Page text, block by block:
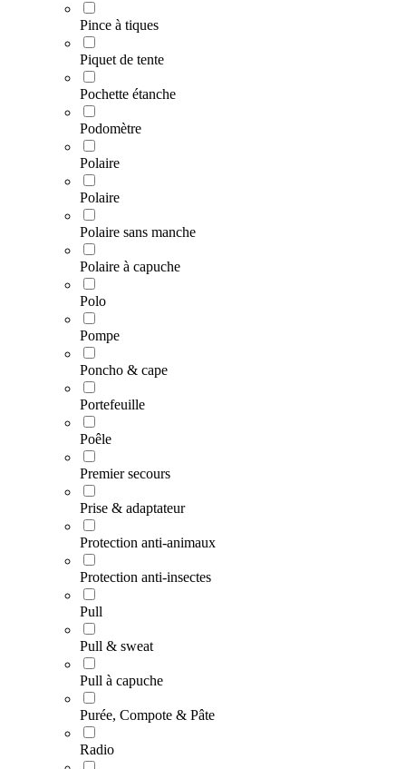
Pince à tiques
Piquet de tente
Pochette étanche
Podomètre
Polaire
Polaire
Polaire sans manche
Polaire à capuche
Polo
Pompe
Poncho & cape
Portefeuille
Poêle
Premier secours
Prise & adaptateur
Protection anti-animaux
Protection anti-insectes
Pull
Pull & sweat
Pull à capuche
Purée, Compote & Pâte
Radio